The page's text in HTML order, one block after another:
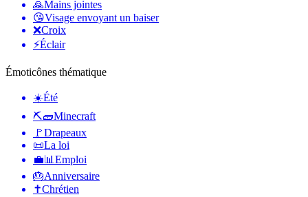
🙏Mains jointes
😘Visage envoyant un baiser
❌Croix
⚡Éclair
Émoticônes thématique
☀️Été
⛏🧱Minecraft
🚩Drapeaux
📜La loi
💼📊 Emploi
🎂Anniversaire
✝️Chrétien